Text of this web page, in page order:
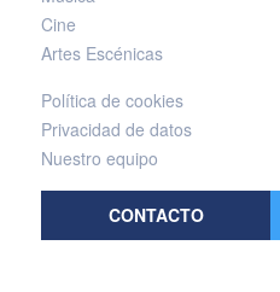
Cine
Artes Escénicas
Política de cookies
Privacidad de datos
Nuestro equipo
CONTACTO